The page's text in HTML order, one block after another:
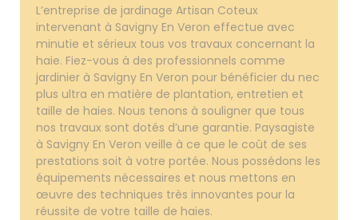
L’entreprise de jardinage Artisan Coteux
intervenant à Savigny En Veron effectue avec
minutie et sérieux tous vos travaux concernant la
haie. Fiez-vous à des professionnels comme
jardinier à Savigny En Veron pour bénéficier du nec
plus ultra en matière de plantation, entretien et
taille de haies. Nous tenons à souligner que tous
nos travaux sont dotés d’une garantie. Paysagiste
à Savigny En Veron veille à ce que le coût de ses
prestations soit à votre portée. Nous possédons les
équipements nécessaires et nous mettons en
œuvre des techniques très innovantes pour la
réussite de votre taille de haies.